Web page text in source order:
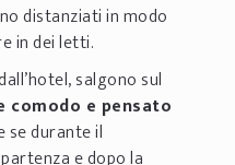
distanziati in modo
in dei letti.
salgono sul
e pensato
se durante il
e dopo la